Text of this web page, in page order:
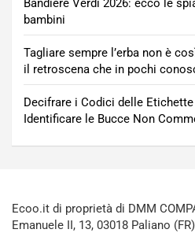
bambini
Tagliare sempre l’erba non è
il retroscena che in pochi
Decifrare i Codici delle
Identificare le Bucce Non
Ecoo.it di proprietà di DMM
Emanuele II, 13, 03018 Paliano